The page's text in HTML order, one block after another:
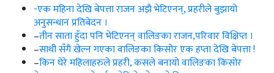
-एक महिना देखि बेपत्ता राजन अझै भेटिएनन्, प्रहरीले बुझायो
अनुसन्धान प्रतिबेदन ।
–तीन साता हुँदा पनि भेटिएनन् वालिङका राजन,परिवार विक्षिप्त ।
–साथी सँगै खेल्न गएका वालिङका किसोर एक हप्ता देखि बेपत्ता !
–किन घेरे महिलाहरुले प्रहरी, कसले बनायो वालिङका किसोर